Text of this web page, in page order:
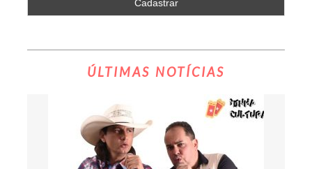
ÚLTIMAS NOTÍCIAS